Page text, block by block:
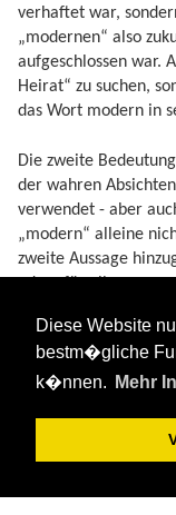
Diese Website
bestm�gliche
k�nnen.
Mehr
verhaftet war,
„modernen“ also
aufgeschlossen war.
Heirat“ zu suchen,
das Wort modern in
Die zweite
der wahren
verwendet - aber
„modern“ alleine
zweite Aussage
· Zuletzt
Falls nicht anders